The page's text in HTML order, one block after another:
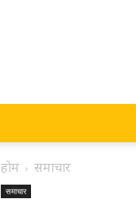
होम समाचार
समाचार